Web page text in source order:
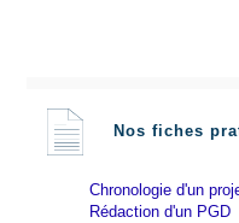
Nos fiches
Chronologie d'un
Rédaction d'un PGD